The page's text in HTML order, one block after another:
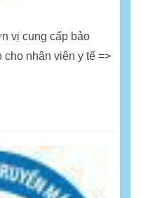
vị cung cấp bảo
cho nhân viên y tế =>